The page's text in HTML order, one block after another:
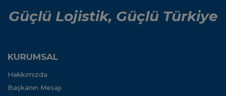
Güçlü Lojistik, Güçlü Türkiye
KURUMSAL
Hakkımızda
Başkanın Mesajı